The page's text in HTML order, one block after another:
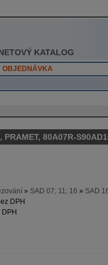
KATALOG
OBJEDNÁVKA
80A07R-
» SAD 07; 11; 16 » SAD
DPH